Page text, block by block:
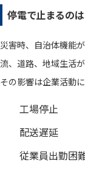
停電で止まるの
災害時、自治体機能
流、道路、地域生活
その影響は企業活動に
工場停止
配送遅延
従業員出勤困